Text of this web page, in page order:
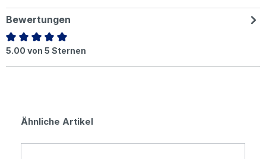
Bewertungen
Durchschnittliche Bewertung von 5 von 5 Sternen
5.00 von 5 Sternen
Produktgalerie überspringen
Ähnliche Artikel